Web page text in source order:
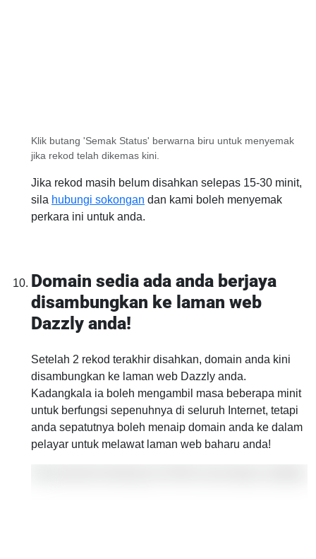
Klik butang 'Semak Status' berwarna biru untuk menyemak
jika rekod telah dikemas kini.
Jika rekod masih belum disahkan selepas 15-30 minit,
sila hubungi sokongan dan kami boleh menyemak
perkara ini untuk anda.
Domain sedia ada anda berjaya
disambungkan ke laman web
Dazzly anda!
Setelah 2 rekod terakhir disahkan, domain anda kini
disambungkan ke laman web Dazzly anda.
Kadangkala ia boleh mengambil masa beberapa minit
untuk berfungsi sepenuhnya di seluruh Internet, tetapi
anda sepatutnya boleh menaip domain anda ke dalam
pelayar untuk melawat laman web baharu anda!